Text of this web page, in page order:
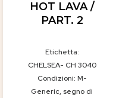
HOT LAVA /
PART. 2
Etichetta:
CHELSEA- CH 3040
Condizioni: M-
Generic, segno di